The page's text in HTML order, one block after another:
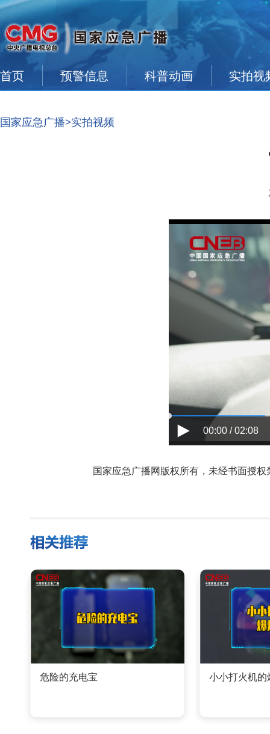
首页 预警信息 科普动画 实拍视
国家应急广播>实拍视频
00:00 / 02:08
国家应急广播网版权所有，未经书面授权
危险的充电宝 小小打火机的